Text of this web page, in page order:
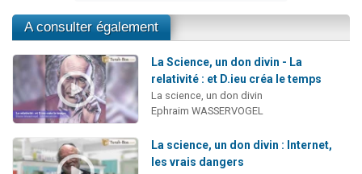
A consulter également
La Science, un don divin - La
relativité : et D.ieu créa le temps
La science, un don divin
Ephraim WASSERVOGEL
La science, un don divin : Internet,
les vrais dangers